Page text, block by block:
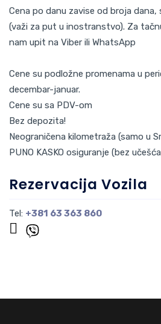
Cena po danu zavise od broja dana,
(važi za put u inostranstvo). Za
nam upit na Viber ili WhatsApp
Cene su podložne promenama u
decembar-januar.
Cene su sa PDV-om
Bez depozita!
Neograničena kilometraža (samo u
PUNO KASKO osiguranje (bez
Rezervacija Vozila
Tel: +381 63 363 860